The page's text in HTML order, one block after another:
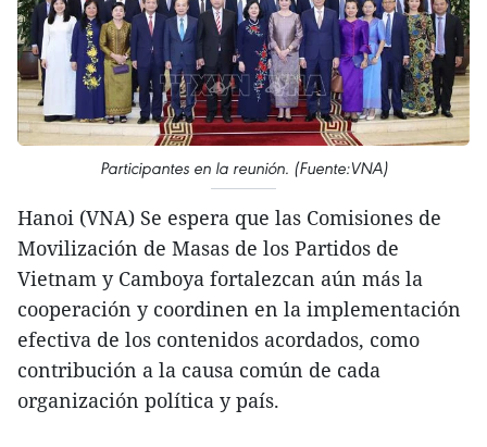
Participantes en la reunión. (Fuente:VNA)
Hanoi (VNA) Se espera que las Comisiones de
Movilización de Masas de los Partidos de
Vietnam y Camboya fortalezcan aún más la
cooperación y coordinen en la implementación
efectiva de los contenidos acordados, como
contribución a la causa común de cada
organización política y país.